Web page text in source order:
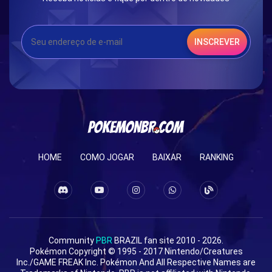
INSCREVER
HOME COMO JOGAR BAIXAR RANKING
Community PBR BRAZIL fan site 2010 - 2026.
Pokémon Copyright © 1995 - 2017 Nintendo/Creatures
Inc./GAME FREAK Inc. Pokémon And All Respective Names are